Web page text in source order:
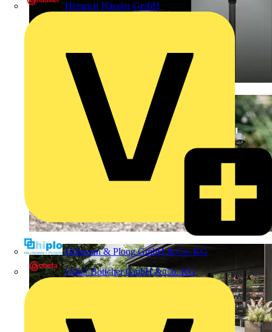
Heinrich Häusler GmbH
Hillmann & Ploog GmbH & Co. KG
Oskar Böttcher GmbH & Co. KG